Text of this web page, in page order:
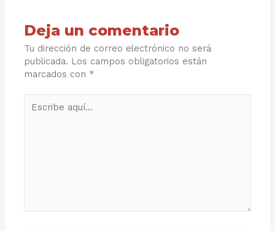
Deja un comentario
Tu dirección de correo electrónico no será
publicada. Los campos obligatorios están
marcados con *
aquí...